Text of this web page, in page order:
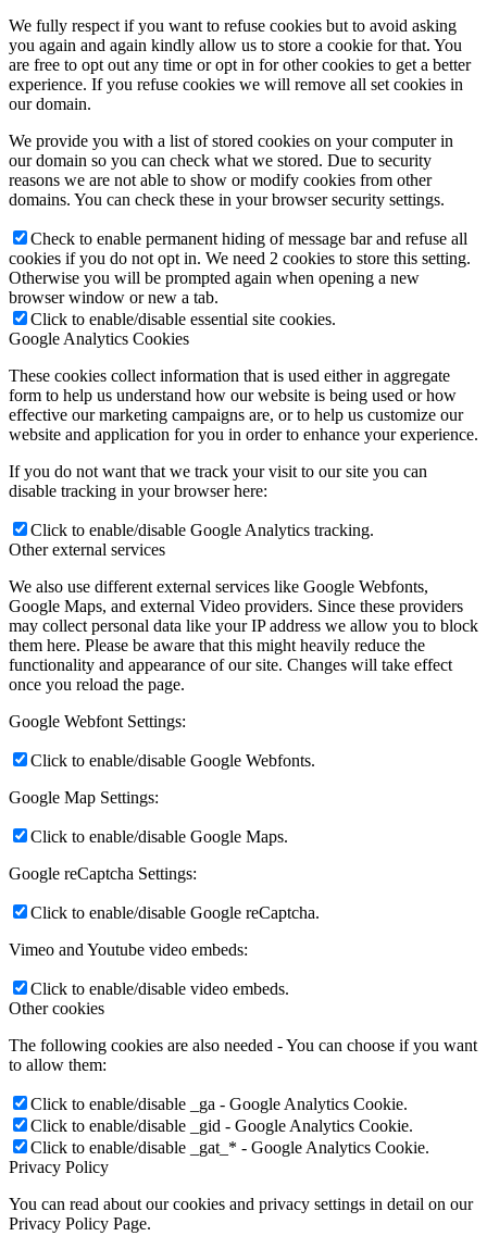
We fully respect if you want to refuse cookies but to avoid asking
you again and again kindly allow us to store a cookie for that. You
are free to opt out any time or opt in for other cookies to get a better
experience. If you refuse cookies we will remove all set cookies in
our domain.
We provide you with a list of stored cookies on your computer in
our domain so you can check what we stored. Due to security
reasons we are not able to show or modify cookies from other
domains. You can check these in your browser security settings.
Check to enable permanent hiding of message bar and refuse all
cookies if you do not opt in. We need 2 cookies to store this setting.
Otherwise you will be prompted again when opening a new
browser window or new a tab.
Click to enable/disable essential site cookies.
Google Analytics Cookies
These cookies collect information that is used either in aggregate
form to help us understand how our website is being used or how
effective our marketing campaigns are, or to help us customize our
website and application for you in order to enhance your experience.
If you do not want that we track your visit to our site you can
disable tracking in your browser here:
Click to enable/disable Google Analytics tracking.
Other external services
We also use different external services like Google Webfonts,
Google Maps, and external Video providers. Since these providers
may collect personal data like your IP address we allow you to block
them here. Please be aware that this might heavily reduce the
functionality and appearance of our site. Changes will take effect
once you reload the page.
Google Webfont Settings:
Click to enable/disable Google Webfonts.
Google Map Settings:
Click to enable/disable Google Maps.
Google reCaptcha Settings:
Click to enable/disable Google reCaptcha.
Vimeo and Youtube video embeds:
Click to enable/disable video embeds.
Other cookies
The following cookies are also needed - You can choose if you want
to allow them:
Click to enable/disable _ga - Google Analytics Cookie.
Click to enable/disable _gid - Google Analytics Cookie.
Click to enable/disable _gat_* - Google Analytics Cookie.
Privacy Policy
You can read about our cookies and privacy settings in detail on our
Privacy Policy Page.